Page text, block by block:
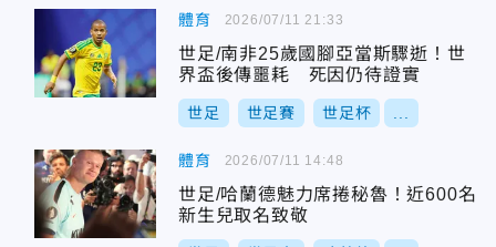
體育
世足/南非25歲國腳亞當斯驟逝！世
界盃後傳噩耗 死因仍待證實
世足 世足賽 世足杯
2026/07/11 21:33
體育
世足/哈蘭德魅力席捲秘魯！近600名
新生兒取名致敬
2026/07/11 14:48